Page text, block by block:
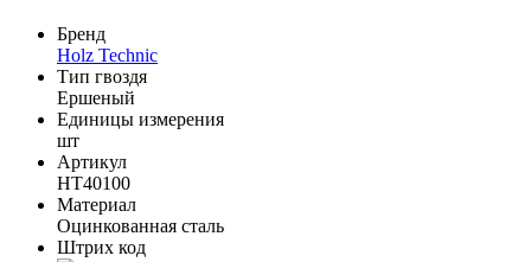
Бренд
Holz Technic
Тип гвоздя
Ершеный
Единицы измерения
шт
Артикул
HT40100
Материал
Оцинкованная сталь
Штрих код